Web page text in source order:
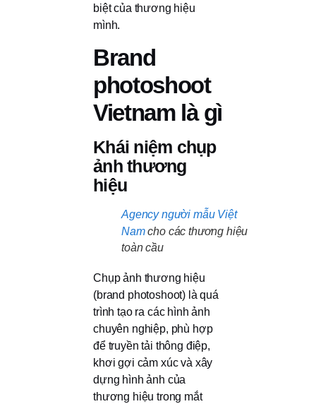
biệt của thương hiệu
mình.
Brand
photoshoot
Vietnam là gì
Khái niệm chụp
ảnh thương
hiệu
Agency người mẫu Việt
Namcho các thương hiệu
toàn cầu
Chụp ảnh thương hiệu
(brand photoshoot) là quá
trình tạo ra các hình ảnh
chuyên nghiệp, phù hợp
để truyền tải thông điệp,
khơi gợi cảm xúc và xây
dựng hình ảnh của
thương hiệu trong mắt